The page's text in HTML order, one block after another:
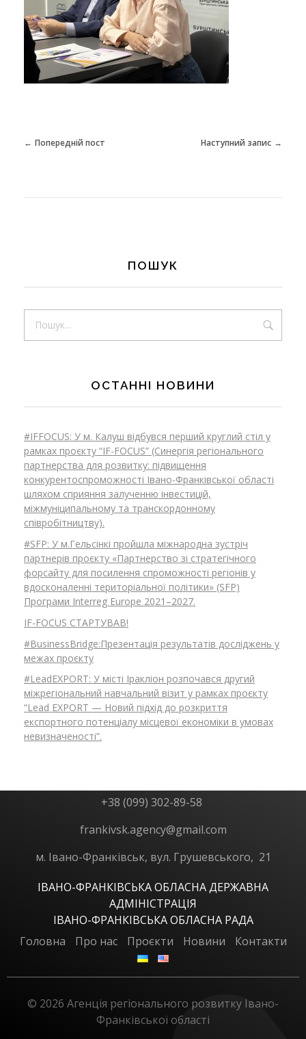
Попередній пост Наступний запис
ПОШУК
ОСТАННІ НОВИНИ
#IFFOCUS: У м. Калуш відбувся перший круглий стіл у
рамках проєкту “IF-FOCUS” (Синергія регіонального
партнерства для розвитку: підвищення
конкурентоспроможності Івано-Франківської області
шляхом сприяння залученню інвестицій,
міжмуніципальному та транскордонному
співробітництву).
#SFP: У м.Гельсінкі пройшла міжнародна зустріч
партнерів проєкту «Партнерство зі стратегічного
форсайту для посилення спроможності регіонів у
вдосконаленні територіальної політики» (SFP)
Програми Interreg Europe 2021–2027.
IF-FOCUS СТАРТУВАВ!
#BusinessBridge:Презентація результатів досліджень у
межах проєкту
#LeadEXPORT: У місті Іракліон розпочався другий
міжрегіональний навчальний візит у рамках проєкту
“Lead EXPORT — Новий підхід до розкриття
експортного потенціалу місцевої економіки в умовах
невизначеності”.
+38 (099) 302-89-58
frankivsk.agency@gmail.com
м. Івано-Франківськ, вул. Грушевського, 21
ІВАНО-ФРАНКІВСЬКА ОБЛАСНА ДЕРЖАВНА
АДМІНІСТРАЦІЯ
ІВАНО-ФРАНКІВСЬКА ОБЛАСНА РАДА
Головна
Про нас Проєкти Новини Контакти
© 2026 Агенція регіонального розвитку Івано-
Франківської області